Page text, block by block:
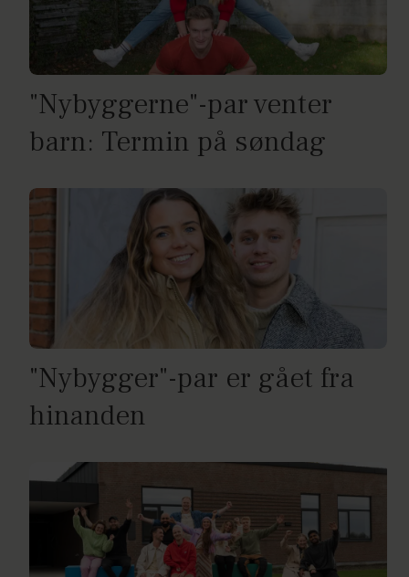
"Nybyggerne"-par venter
barn: Termin på søndag
"Nybygger"-par er gået fra
hinanden